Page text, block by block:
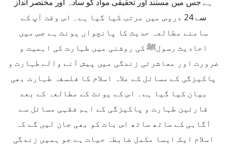
سے 24 دروس میں مرتب کیا گیا ہے۔ اس وقت آپ کے
سامنے مطالعہ حدیث کا پانچواں یونٹ ہے جس میں
احادیث رسولﷺ کی روشنی میں طہارت کی اہمیت و
ضرورت اور معاشرتی زندگی میں پیش آنے والے طہارت و
پاکیزگی کے مسائل کے علاہ اسلام کا فلسفہ طہارت بھی
بیان کیا گیا ہے۔ اس کے یونٹ کے مطالعہ کے بعد
قارئین طہارت و پاکیزگی کے اہم فقہی مسائل سے
آگاہی کے ساتھ ساتھ اس بات کو بھی جان لیں گے کہ
اسلام ایک ایسا مکمل ضابطہ حیات ہے جو ہمیں زندگی